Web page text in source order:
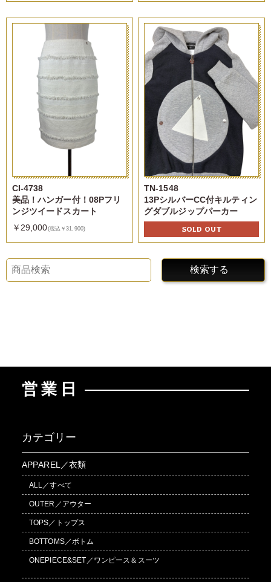
CI-4738
美品！ハンガー付！08Pフリ
ンジツイードスカート
￥29,000(税込￥31,900)
TN-1548
13PシルバーCC付キルティン
グダブルジップパーカー
SOLD OUT
検索する
営業日
カテゴリー
APPAREL／衣類
ALL／すべて
OUTER／アウター
TOPS／トップス
BOTTOMS／ボトム
ONEPIECE&SET／ワンピース＆スーツ